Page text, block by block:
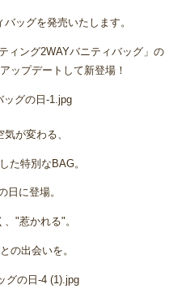
ッグを発売いたします。
ィング2WAYバニティバッグ」の
ップデートして新登場！
が変わる、
た特別なBAG。
日に登場。
"惹かれる"。
の出会いを。